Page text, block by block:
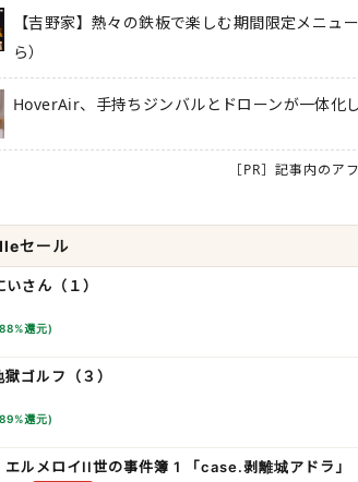
【吉野家】熱々の鉄板で楽しむ期間限定メニ
ら）
HoverAir、手持ちジンバルとドローンが一体化
［PR］記事内の
セール
さん（１）
還元)
ゴルフ（３）
還元)
エルメロイII世の事件簿 1 「case.剥離城アドラ」